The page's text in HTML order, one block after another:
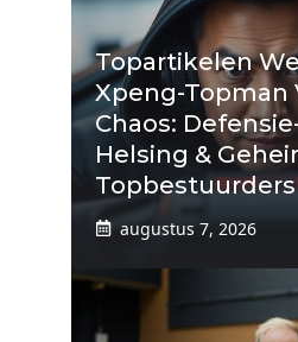
Topartikelen
Xpeng-Topman
Chaos:
Helsing &
Topbestuurders
augustus 7, 2026